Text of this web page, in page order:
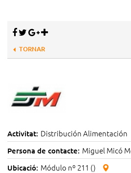
TORNAR
Activitat: Distribución Alimentación
Persona de contacte: Miguel Micó
Ubicació: Módulo nº 211 ()